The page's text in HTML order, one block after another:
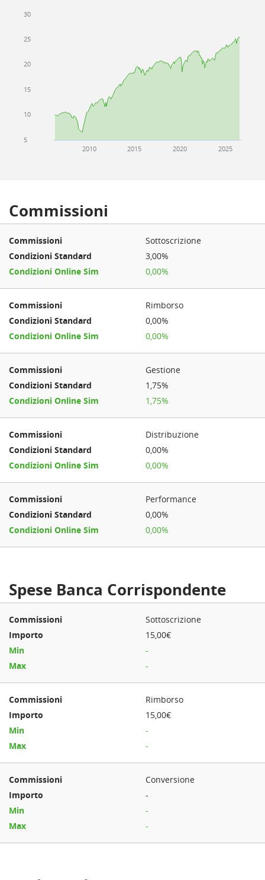
2010 2015 2020 2025
5
10
15
20
25
30
Commissioni
Sottoscrizione
3,00%
0,00%
Rimborso
0,00%
0,00%
Gestione
1,75%
1,75%
Distribuzione
0,00%
0,00%
Performance
0,00%
0,00%
Spese Banca Corrispondente
Sottoscrizione
15,00€
-
-
Rimborso
15,00€
-
-
Conversione
-
-
-